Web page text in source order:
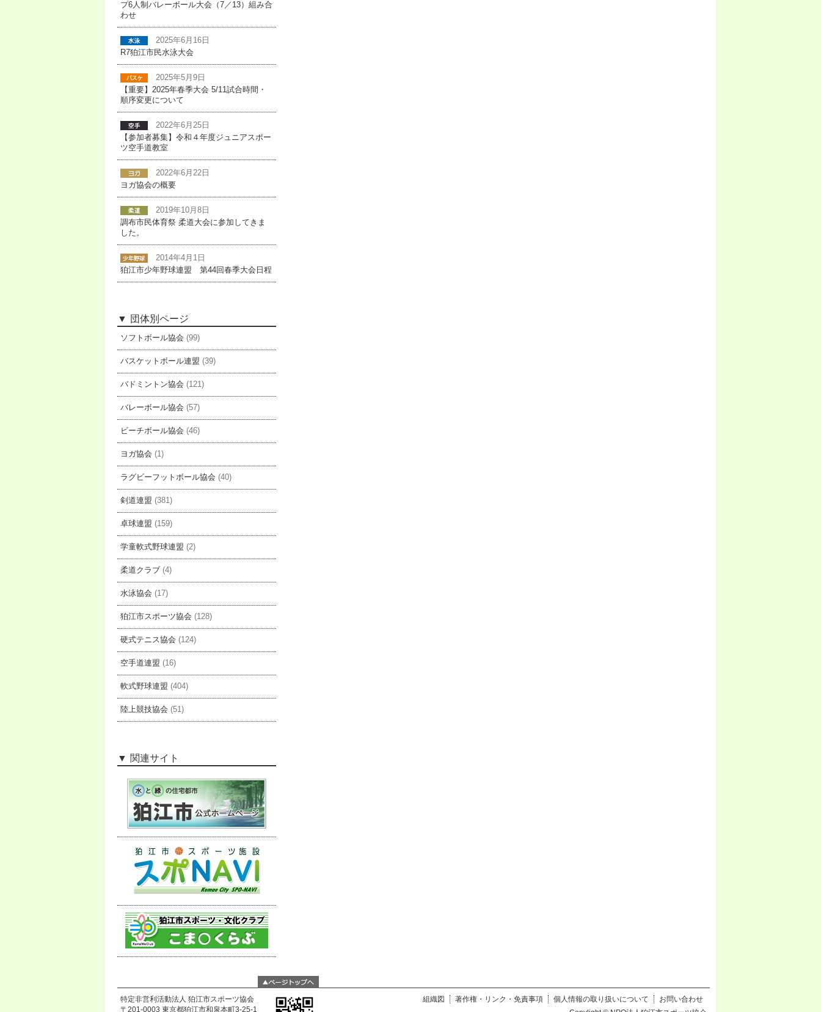
プ6人制バレーボール大会（7／13）組み合
わせ
2025年6月16日
R7狛江市民水泳大会
2025年5月9日
【重要】2025年春季大会 5/11試合時間・
順序変更について
2022年6月25日
【参加者募集】令和４年度ジュニアスポー
ツ空手道教室
2022年6月22日
ヨガ協会の概要
2019年10月8日
調布市民体育祭 柔道大会に参加してきま
した。
2014年4月1日
狛江市少年野球連盟 第44回春季大会日程
団体別ページ
ソフトボール協会 (99)
バスケットボール連盟 (39)
バドミントン協会 (121)
バレーボール協会 (57)
ビーチボール協会 (46)
ヨガ協会 (1)
ラグビーフットボール協会 (40)
剣道連盟 (381)
卓球連盟 (159)
学童軟式野球連盟 (2)
柔道クラブ (4)
水泳協会 (17)
狛江市スポーツ協会 (128)
硬式テニス協会 (124)
空手道連盟 (16)
軟式野球連盟 (404)
陸上競技協会 (51)
関連サイト
特定非営利活動法人 狛江市スポーツ協会
〒201-0003 東京都狛江市和泉本町3-25-1
組織図 著作権・リンク・免責事項 個人情報の取り扱いについて
お問い合わせ